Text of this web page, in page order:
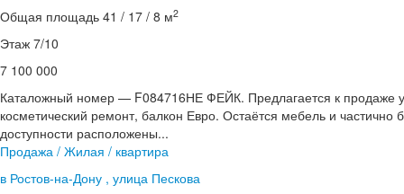
Общая площадь 41 / 17 / 8 м2
Этаж 7/10
7 100 000
Каталожный номер — F084716НЕ ФЕЙК. Предлагается к продаже
косметический ремонт, балкон Евро. Остаётся мебель и частично
доступности расположены...
Продажа / Жилая / квартира
в Ростов-на-Дону , улица Пескова